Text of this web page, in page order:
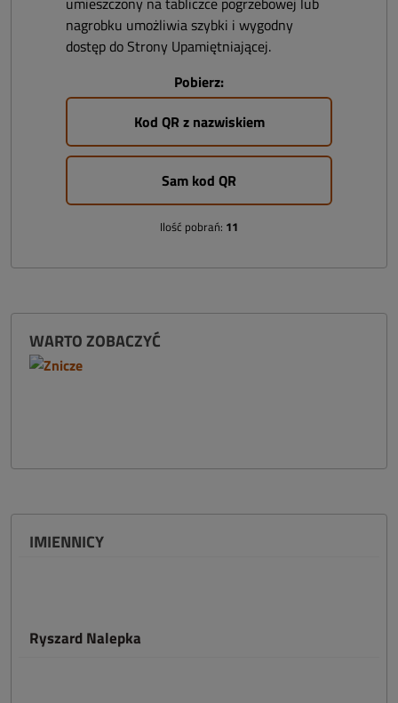
nagrobku umożliwia szybki i wygodny
dostęp do Strony Upamiętniającej.
Pobierz:
Kod QR z nazwiskiem
Sam kod QR
Ilość pobrań: 11
WARTO ZOBACZYĆ
IMIENNICY
Ryszard Nalepka